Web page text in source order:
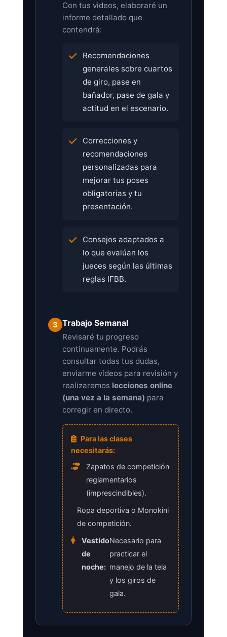
Con tus videos, elaboraré un
informe detallado que
contendrá:
Recomendaciones
generales sobre cuartos
de giro, pase en
bañador, pase de gala y
actitud en el escenario.
Correcciones y
recomendaciones
personalizadas para
mejorar tus poses
obligatorias y tu
presentación.
Consejos adaptados a
lo que evalúan los
jueces según las últimas
reglas IFBB.
3 Trabajo Semanal
Revisaré tu progreso
continuamente. Podrás
consultar todas tus dudas,
enviarme vídeos para revisión y
realizaremos lecciones online
(una vez a la semana) para
corregir en directo.
Para las clases
necesitarás:
Zapatos de competición
reglamentarios
(imprescindibles).
Ropa deportiva o Monokini
de competición.
Vestido
de
noche:
Necesario para
practicar el
manejo de la tela
y los giros de
gala.